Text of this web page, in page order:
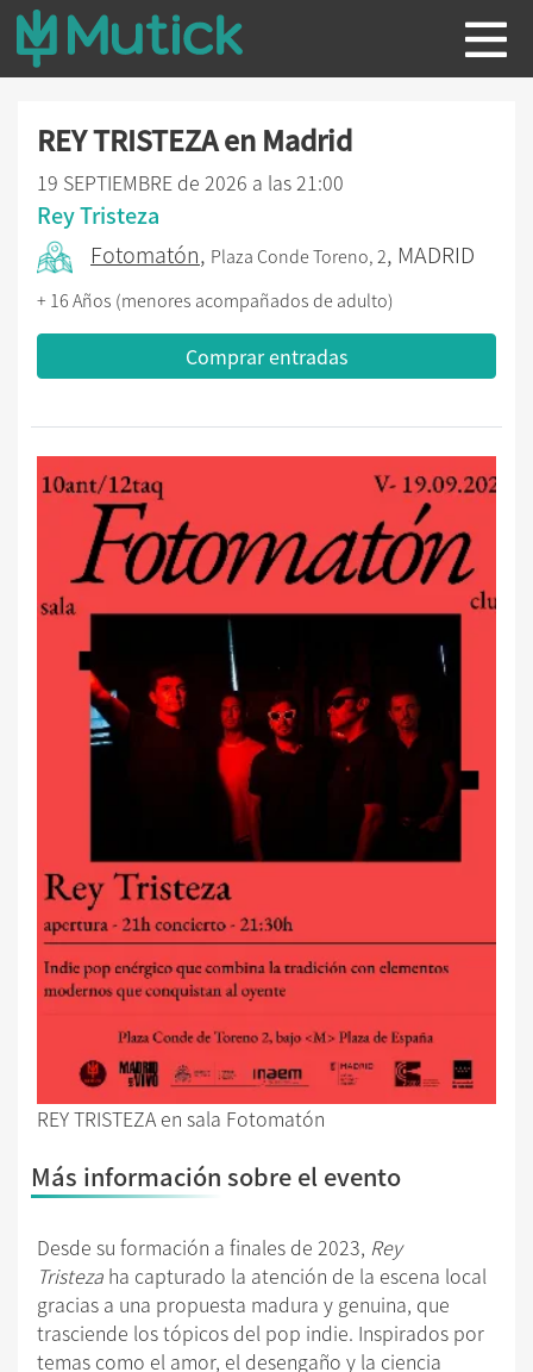
REY TRISTEZA en Madrid
19 SEPTIEMBRE de 2026 a las 21:00
Rey Tristeza
Fotomatón, Plaza Conde Toreno, 2, MADRID
+ 16 Años (menores acompañados de adulto)
Comprar entradas
REY TRISTEZA en sala Fotomatón
Más información sobre el evento
Desde su formación a finales de 2023, Rey
Tristeza ha capturado la atención de la escena local
gracias a una propuesta madura y genuina, que
trasciende los tópicos del pop indie. Inspirados por
temas como el amor, el desengaño y la ciencia